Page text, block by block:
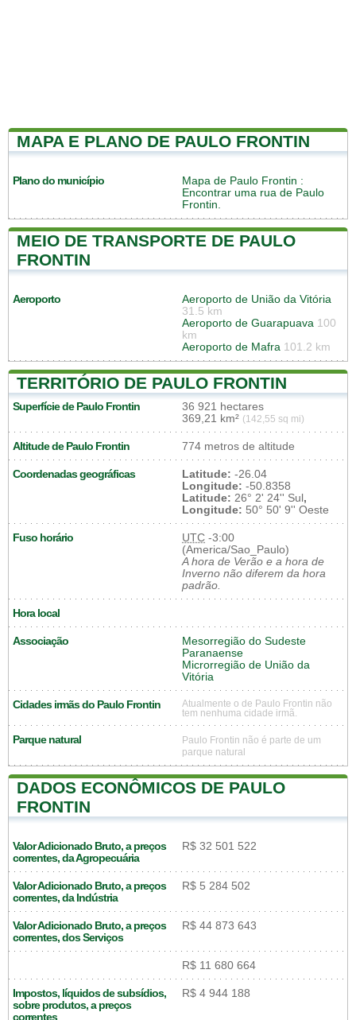
MAPA E PLANO DE PAULO FRONTIN
Plano do município Mapa de Paulo Frontin :
Encontrar uma rua de Paulo
Frontin.
MEIO DE TRANSPORTE DE PAULO
FRONTIN
Aeroporto
Aeroporto de União da Vitória
31.5 km
Aeroporto de Guarapuava 100
km
Aeroporto de Mafra 101.2 km
TERRITÓRIO DE PAULO FRONTIN
Superfície de Paulo Frontin
36 921 hectares
369,21 km² (142,55 sq mi)
Altitude de Paulo Frontin 774 metros de altitude
Coordenadas geográficas Latitude: -26.04
Longitude: -50.8358
Latitude: 26° 2' 24'' Sul,
Longitude: 50° 50' 9'' Oeste
Fuso horário UTC -3:00
(America/Sao_Paulo)
A hora de Verão e a hora de
Inverno não diferem da hora
padrão.
Hora local
Associação
Mesorregião do Sudeste
Paranaense
Microrregião de União da
Vitória
Cidades irmãs do Paulo Frontin
Atualmente o de Paulo Frontin não
tem nenhuma cidade irmã.
Parque natural
Paulo Frontin não é parte de um
parque natural
DADOS ECONÔMICOS DE PAULO
FRONTIN
Valor Adicionado Bruto, a preços
correntes, da Agropecuária
R$ 32 501 522
Valor Adicionado Bruto, a preços
correntes, da Indústria
R$ 5 284 502
Valor Adicionado Bruto, a preços
correntes, dos Serviços
R$ 44 873 643
R$ 11 680 664
Impostos, líquidos de subsídios,
sobre produtos, a preços
correntes
R$ 4 944 188